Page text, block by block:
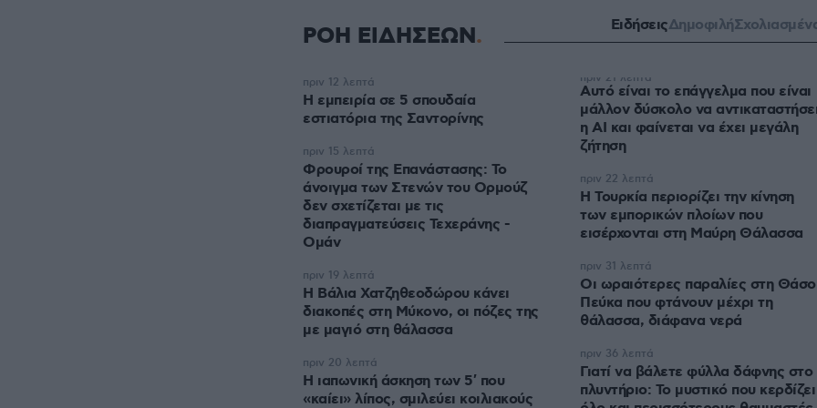
ΡΟΗ ΕΙΔΗΣΕΩΝ ΕιδήσειςΔημοφιλή
Η εμπειρία σε 5 σπουδαία
εστιατόρια της Σαντορίνης
πριν 12 λεπτά
Φρουροί της Επανάστασης: Το
άνοιγμα των Στενών του Ορμούζ
δεν σχετίζεται με τις
διαπραγματεύσεις Τεχεράνης -
Ομάν
πριν 15 λεπτά
Η Βάλια Χατζηθεοδώρου κάνει
διακοπές στη Μύκονο, οι πόζες της
με μαγιό στη θάλασσα
πριν 19 λεπτά
Η ιαπωνική άσκηση των 5′ που
«καίει» λίπος, σμιλεύει κοιλιακούς
πριν 20 λεπτά
Αυτό είναι το επάγγελμα που είναι
μάλλον δύσκολο να
η AI και φαίνεται να έχει μεγάλη
ζήτηση
πριν 21 λεπτά
Η Τουρκία περιορίζει την κίνηση
των εμπορικών πλοίων που
εισέρχονται στη Μαύρη Θάλασσα
πριν 22 λεπτά
Οι ωραιότερες παραλίες στη
Πεύκα που φτάνουν μέχρι τη
θάλασσα, διάφανα νερά
πριν 31 λεπτά
Γιατί να βάλετε φύλλα δάφνης στο
πλυντήριο: Το μυστικό που κερδίζει
πριν 36 λεπτά